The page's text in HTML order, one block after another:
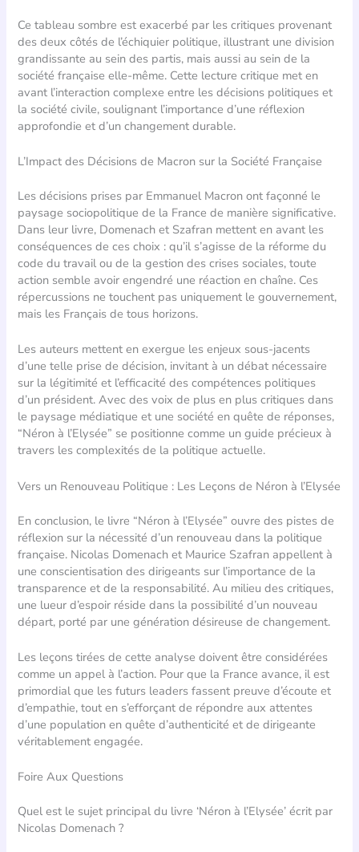
Ce tableau sombre est exacerbé par les critiques provenant
des deux côtés de l’échiquier politique, illustrant une division
grandissante au sein des partis, mais aussi au sein de la
société française elle-même. Cette lecture critique met en
avant l’interaction complexe entre les décisions politiques et
la société civile, soulignant l’importance d’une réflexion
approfondie et d’un changement durable.
L’Impact des Décisions de Macron sur la Société Française
Les décisions prises par Emmanuel Macron ont façonné le
paysage sociopolitique de la France de manière significative.
Dans leur livre, Domenach et Szafran mettent en avant les
conséquences de ces choix : qu’il s’agisse de la réforme du
code du travail ou de la gestion des crises sociales, toute
action semble avoir engendré une réaction en chaîne. Ces
répercussions ne touchent pas uniquement le gouvernement,
mais les Français de tous horizons.
Les auteurs mettent en exergue les enjeux sous-jacents
d’une telle prise de décision, invitant à un débat nécessaire
sur la légitimité et l’efficacité des compétences politiques
d’un président. Avec des voix de plus en plus critiques dans
le paysage médiatique et une société en quête de réponses,
“Néron à l’Elysée” se positionne comme un guide précieux à
travers les complexités de la politique actuelle.
Vers un Renouveau Politique : Les Leçons de Néron à l’Elysée
En conclusion, le livre “Néron à l’Elysée” ouvre des pistes de
réflexion sur la nécessité d’un renouveau dans la politique
française. Nicolas Domenach et Maurice Szafran appellent à
une conscientisation des dirigeants sur l’importance de la
transparence et de la responsabilité. Au milieu des critiques,
une lueur d’espoir réside dans la possibilité d’un nouveau
départ, porté par une génération désireuse de changement.
Les leçons tirées de cette analyse doivent être considérées
comme un appel à l’action. Pour que la France avance, il est
primordial que les futurs leaders fassent preuve d’écoute et
d’empathie, tout en s’efforçant de répondre aux attentes
d’une population en quête d’authenticité et de dirigeante
véritablement engagée.
Foire Aux Questions
Quel est le sujet principal du livre ‘Néron à l’Elysée’ écrit par
Nicolas Domenach ?